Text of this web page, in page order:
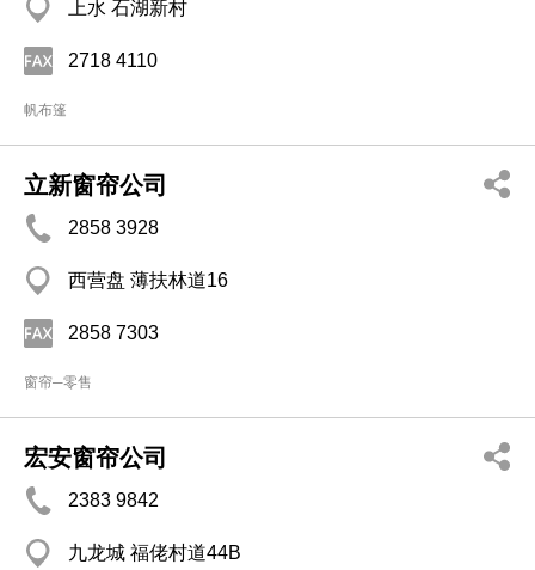
上水 石湖新村
2718 4110
帆布篷
立新窗帘公司
2858 3928
西营盘 薄扶林道16
2858 7303
窗帘─零售
宏安窗帘公司
2383 9842
九龙城 福佬村道44B